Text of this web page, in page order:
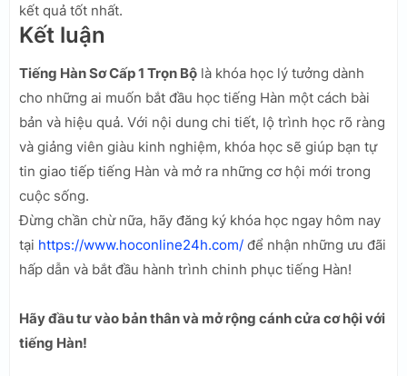
kết quả tốt nhất.
Kết luận
Tiếng Hàn Sơ Cấp 1 Trọn Bộ là khóa học lý tưởng dành
cho những ai muốn bắt đầu học tiếng Hàn một cách bài
bản và hiệu quả. Với nội dung chi tiết, lộ trình học rõ ràng
và giảng viên giàu kinh nghiệm, khóa học sẽ giúp bạn tự
tin giao tiếp tiếng Hàn và mở ra những cơ hội mới trong
cuộc sống.
Đừng chần chừ nữa, hãy đăng ký khóa học ngay hôm nay
tại https://www.hoconline24h.com/ để nhận những ưu đãi
hấp dẫn và bắt đầu hành trình chinh phục tiếng Hàn!
Hãy đầu tư vào bản thân và mở rộng cánh cửa cơ hội với
tiếng Hàn!